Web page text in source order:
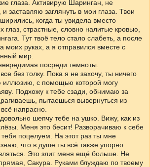
глаза. Активирую Шаринган, не
заставляю заглянуть в мои глаза. Твои
когда ты увидела вместо
глаз, страстные, словно налитые кровью,
Тут твоё тело стало слабеть, а после
моих руках, а я отправился вместе с
мир.
посреди темноты.
без толку. Пока я не захочу, ты ничего
иллюзию, с помощью которой могу
Подхожу к тебе сзади, обнимаю за
пытаешься вывернуться из
напрасно.
шепчу тебе на ушко. Вижу, как из
Меня это бесит! Разворачиваю к себе
поцелуем. На этот раз ты мне
что в душе ты всё также упорно
Это злит меня ещё больше. Не
Сакура. Руками блуждаю по твоему